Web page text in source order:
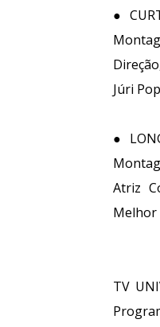
●
Júri
●
Atriz
Melhor
TV